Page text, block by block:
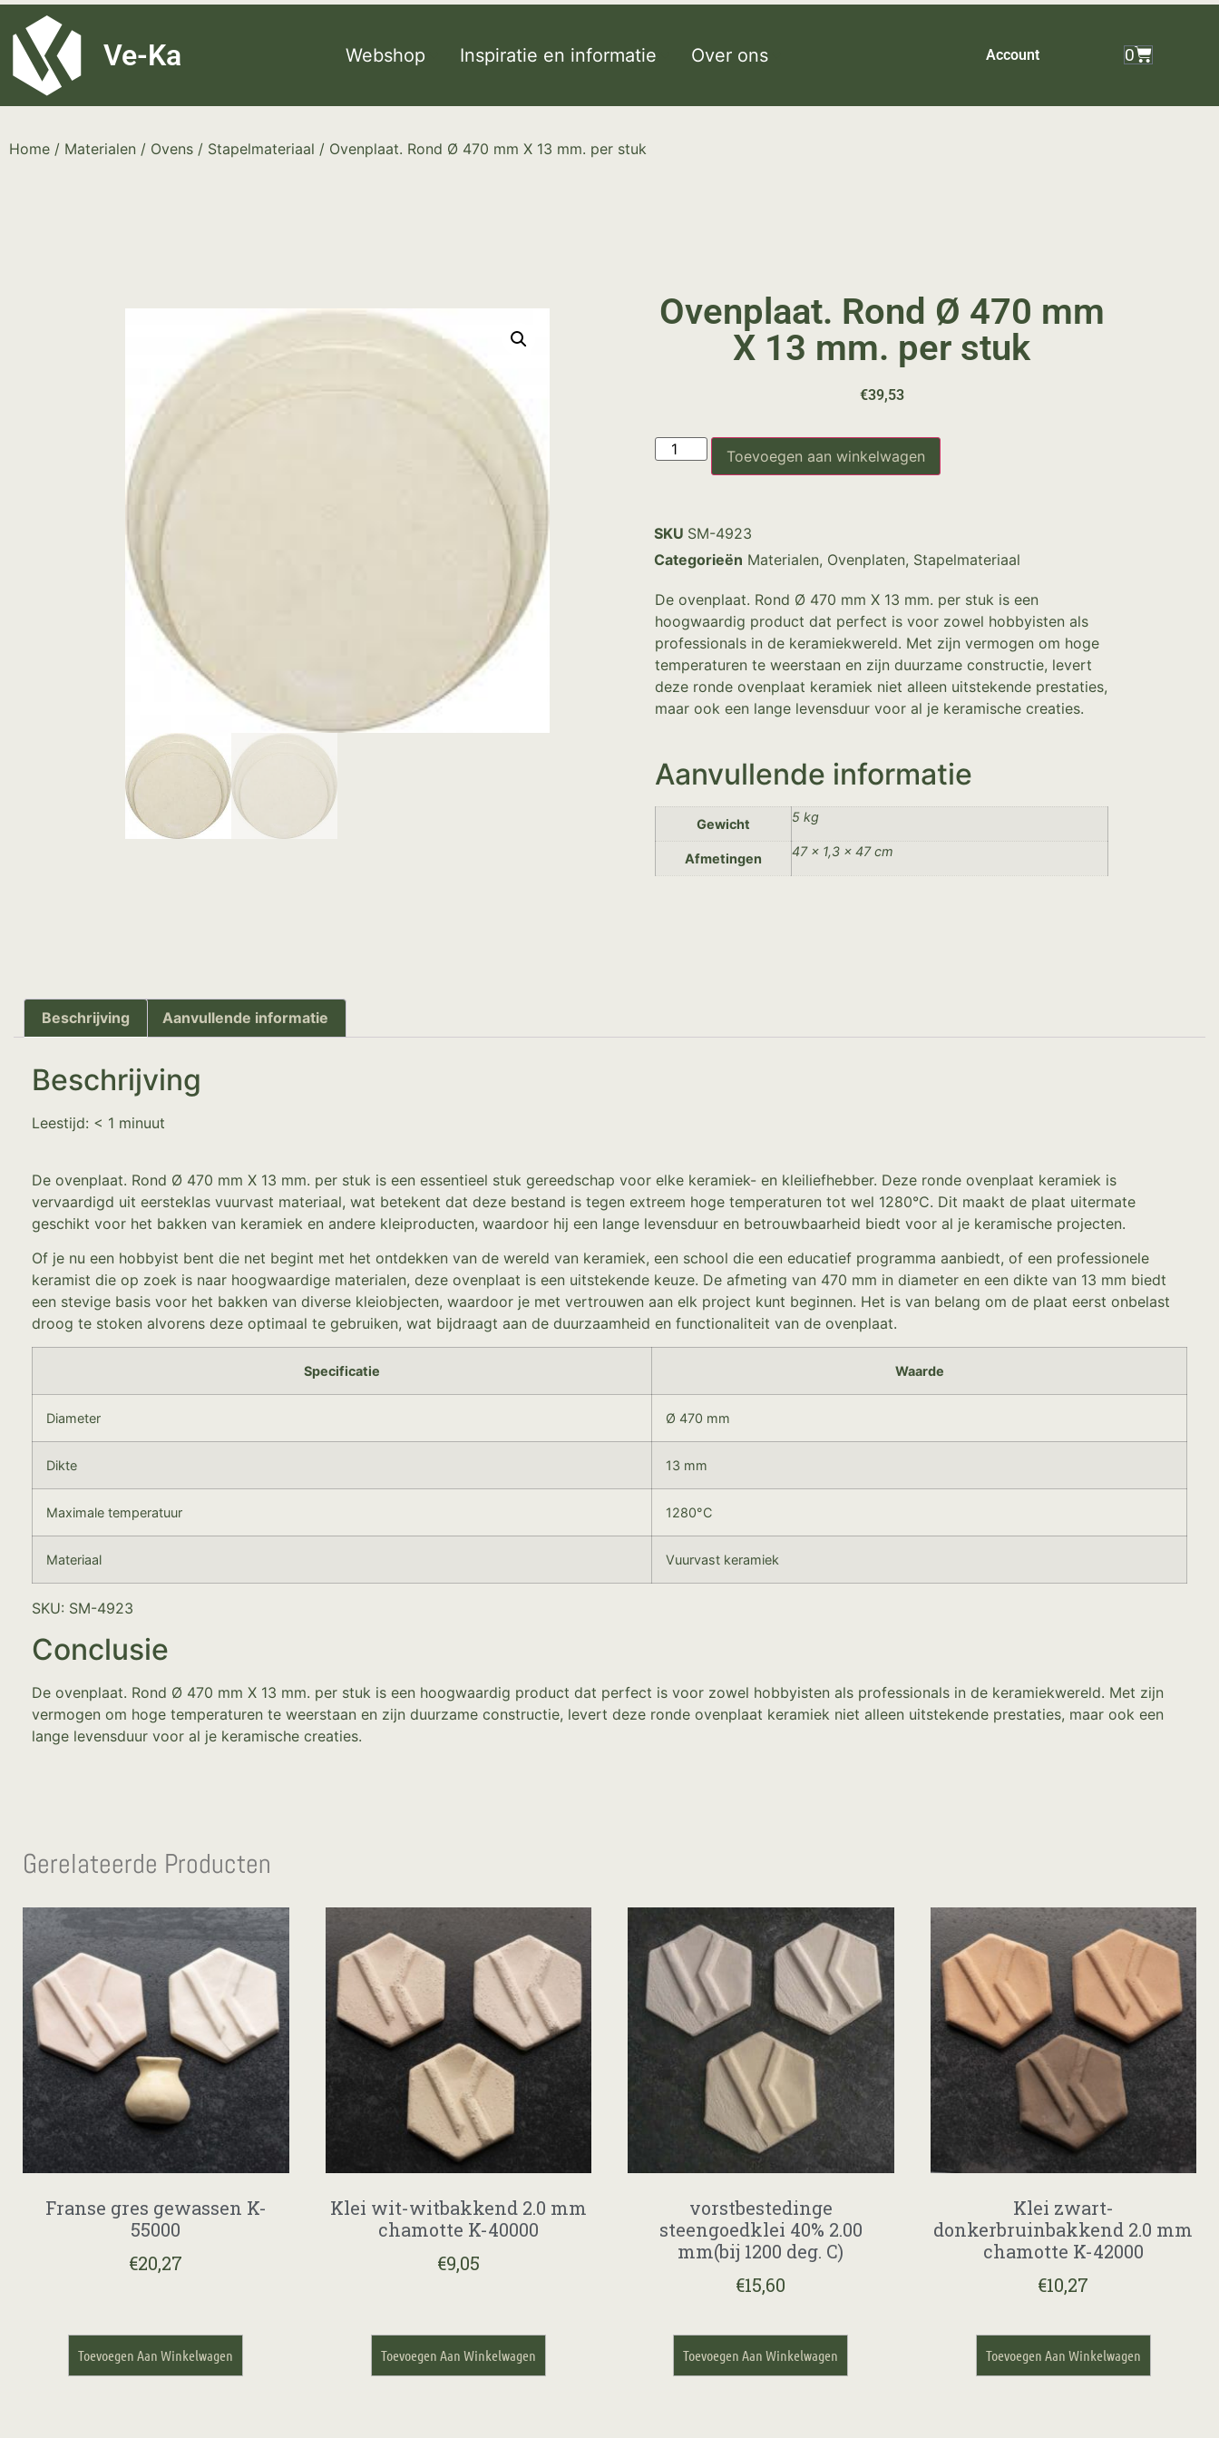
G-8P7N3X5BJ9
Ve-Ka Webshop Inspiratie en informatie Over ons Account 0
Home / Materialen / Ovens / Stapelmateriaal / Ovenplaat. Rond Ø 470 mm X 13 mm. per stuk
Ovenplaat. Rond Ø 470 mm
X 13 mm. per stuk
€39,53
Toevoegen aan winkelwagen
SKU SM-4923
Categorieën Materialen, Ovenplaten, Stapelmateriaal
De ovenplaat. Rond Ø 470 mm X 13 mm. per stuk is een
hoogwaardig product dat perfect is voor zowel hobbyisten als
professionals in de keramiekwereld. Met zijn vermogen om hoge
temperaturen te weerstaan en zijn duurzame constructie, levert
deze ronde ovenplaat keramiek niet alleen uitstekende prestaties,
maar ook een lange levensduur voor al je keramische creaties.
Aanvullende informatie
Gewicht 5 kg
Afmetingen 47 × 1,3 × 47 cm
Beschrijving Aanvullende informatie
Beschrijving
Leestijd: < 1 minuut
De ovenplaat. Rond Ø 470 mm X 13 mm. per stuk is een essentieel stuk gereedschap voor elke keramiek- en kleiliefhebber. Deze ronde ovenplaat keramiek is
vervaardigd uit eersteklas vuurvast materiaal, wat betekent dat deze bestand is tegen extreem hoge temperaturen tot wel 1280°C. Dit maakt de plaat uitermate
geschikt voor het bakken van keramiek en andere kleiproducten, waardoor hij een lange levensduur en betrouwbaarheid biedt voor al je keramische projecten.
Of je nu een hobbyist bent die net begint met het ontdekken van de wereld van keramiek, een school die een educatief programma aanbiedt, of een professionele
keramist die op zoek is naar hoogwaardige materialen, deze ovenplaat is een uitstekende keuze. De afmeting van 470 mm in diameter en een dikte van 13 mm biedt
een stevige basis voor het bakken van diverse kleiobjecten, waardoor je met vertrouwen aan elk project kunt beginnen. Het is van belang om de plaat eerst onbelast
droog te stoken alvorens deze optimaal te gebruiken, wat bijdraagt aan de duurzaamheid en functionaliteit van de ovenplaat.
Specificatie Waarde
Diameter Ø 470 mm
Dikte 13 mm
Maximale temperatuur 1280°C
Materiaal Vuurvast keramiek
SKU: SM-4923
Conclusie
De ovenplaat. Rond Ø 470 mm X 13 mm. per stuk is een hoogwaardig product dat perfect is voor zowel hobbyisten als professionals in de keramiekwereld. Met zijn
vermogen om hoge temperaturen te weerstaan en zijn duurzame constructie, levert deze ronde ovenplaat keramiek niet alleen uitstekende prestaties, maar ook een
lange levensduur voor al je keramische creaties.
Gerelateerde Producten
Franse gres gewassen K-
55000
€20,27
Toevoegen Aan Winkelwagen
Klei wit-witbakkend 2.0 mm
chamotte K-40000
€9,05
Toevoegen Aan Winkelwagen
vorstbestedinge
steengoedklei 40% 2.00
mm(bij 1200 deg. C)
€15,60
Toevoegen Aan Winkelwagen
Klei zwart-
donkerbruinbakkend 2.0 mm
chamotte K-42000
€10,27
Toevoegen Aan Winkelwagen